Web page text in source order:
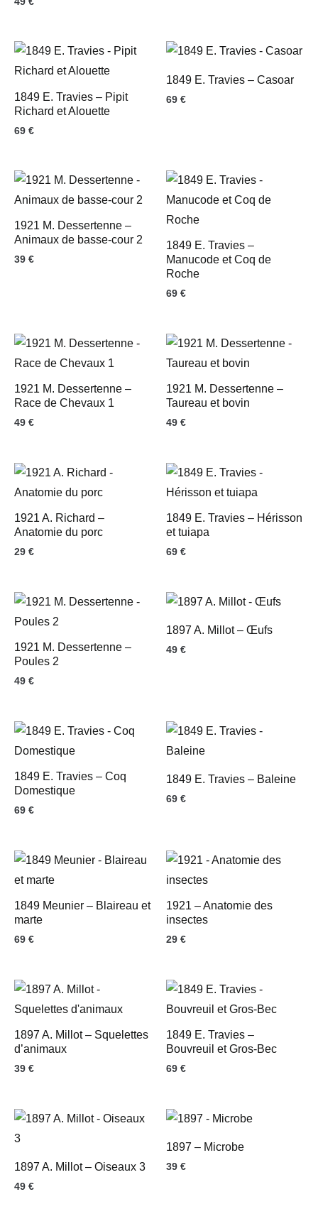
1849 E. Travies – Pipit
Richard et Alouette
69 €
1849 E. Travies – Casoar
69 €
1921 M. Dessertenne –
Animaux de basse-cour 2
39 €
1849 E. Travies –
Manucode et Coq de
Roche
69 €
1921 M. Dessertenne –
Race de Chevaux 1
49 €
1921 M. Dessertenne –
Taureau et bovin
49 €
1921 A. Richard –
Anatomie du porc
29 €
1849 E. Travies – Hérisson
et tuiapa
69 €
1921 M. Dessertenne –
Poules 2
49 €
1897 A. Millot – Œufs
49 €
1849 E. Travies – Coq
Domestique
69 €
1849 E. Travies – Baleine
69 €
1849 Meunier – Blaireau et
marte
69 €
1921 – Anatomie des
insectes
29 €
1897 A. Millot – Squelettes
d’animaux
39 €
1849 E. Travies –
Bouvreuil et Gros-Bec
69 €
1897 A. Millot – Oiseaux 3
49 €
1897 – Microbe
39 €